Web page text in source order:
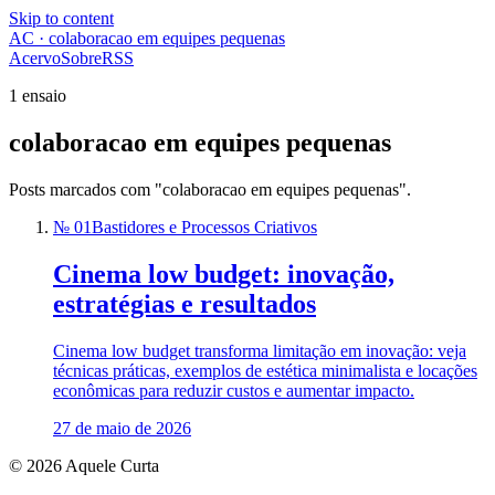
Skip to content
AC · colaboracao em equipes pequenas
AcervoSobreRSS
1 ensaio
colaboracao em equipes pequenas
Posts marcados com "colaboracao em equipes pequenas".
№ 01Bastidores e Processos Criativos
Cinema low budget: inovação,
estratégias e resultados
Cinema low budget transforma limitação em inovação: veja
técnicas práticas, exemplos de estética minimalista e locações
econômicas para reduzir custos e aumentar impacto.
27 de maio de 2026
© 2026 Aquele Curta